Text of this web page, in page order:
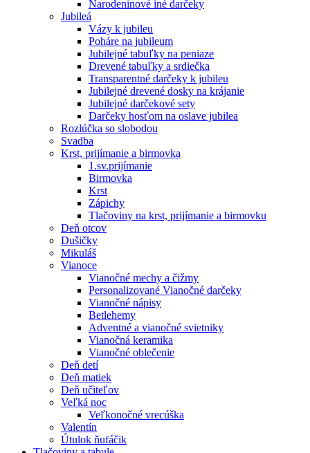
Narodeninové iné darčeky
Jubileá
Vázy k jubileu
Poháre na jubileum
Jubilejné tabuľky na peniaze
Drevené tabuľky a srdiečka
Transparentné darčeky k jubileu
Jubilejné drevené dosky na krájanie
Jubilejné darčekové sety
Darčeky hosťom na oslave jubilea
Rozlúčka so slobodou
Svadba
Krst, prijímanie a birmovka
1.sv.prijímanie
Birmovka
Krst
Zápichy
Tlačoviny na krst, prijímanie a birmovku
Deň otcov
Dušičky
Mikuláš
Vianoce
Vianočné mechy a čižmy
Personalizované Vianočné darčeky
Vianočné nápisy
Betlehemy
Adventné a vianočné svietniky
Vianočná keramika
Vianočné oblečenie
Deň detí
Deň matiek
Deň učiteľov
Veľká noc
Veľkonočné vrecúška
Valentín
Útulok ňufáčik